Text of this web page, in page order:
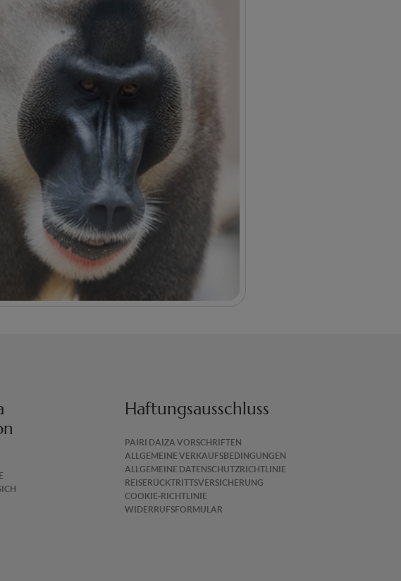
Haftungsausschluss
PAIRI DAIZA VORSCHRIFTEN
ALLGEMEINE VERKAUFSBEDINGUNGEN
ALLGEMEINE DATENSCHUTZRICHTLINIE
REISERÜCKTRITTSVERSICHERUNG
COOKIE-RICHTLINIE
WIDERRUFSFORMULAR